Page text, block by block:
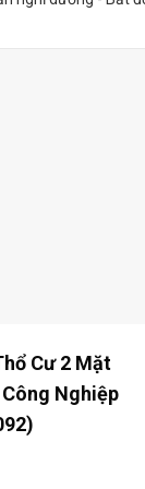
Cư 2 Mặt
Nghiệp